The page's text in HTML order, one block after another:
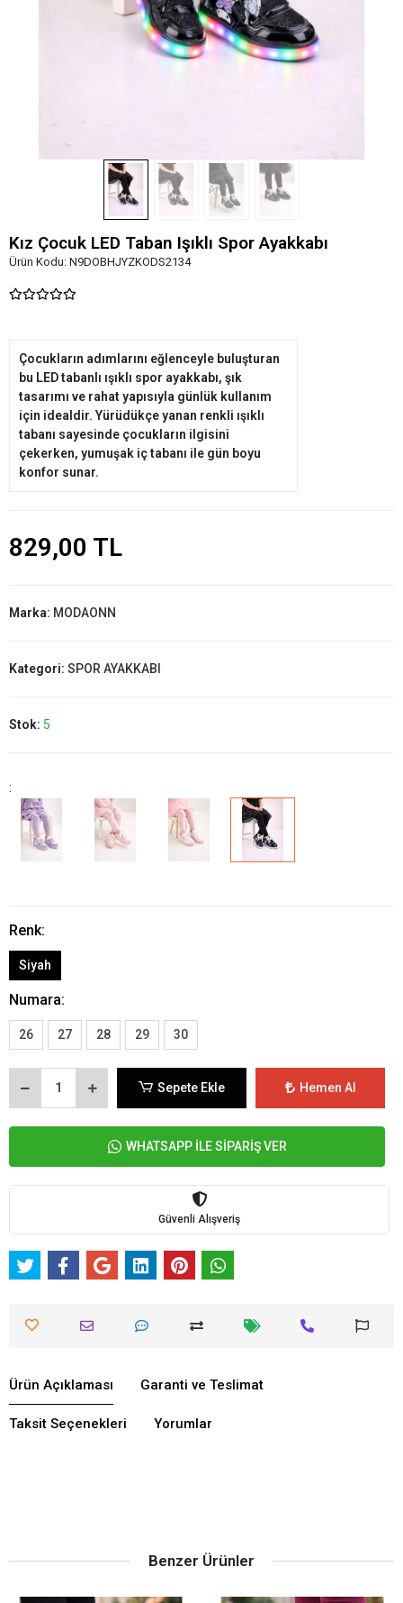
Kız Çocuk LED Taban Işıklı Spor Ayakkabı
Ürün Kodu: N9DOBHJYZKODS2134
Çocukların adımlarını eğlenceyle buluşturan
bu LED tabanlı ışıklı spor ayakkabı, şık
tasarımı ve rahat yapısıyla günlük kullanım
için idealdir. Yürüdükçe yanan renkli ışıklı
tabanı sayesinde çocukların ilgisini
çekerken, yumuşak iç tabanı ile gün boyu
konfor sunar.
829,00 TL
Marka: MODAONN
Kategori: SPOR AYAKKABI
Stok: 5
:
Renk:
Siyah
Numara:
26 27 28 29 30
Sepete Ekle Hemen Al
WHATSAPP İLE SİPARİŞ VER
Güvenli Alışveriş
Ürün Açıklaması Garanti ve Teslimat
Taksit Seçenekleri Yorumlar
Benzer Ürünler